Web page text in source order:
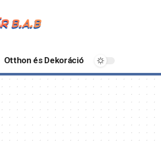
Otthon és Dekoráció